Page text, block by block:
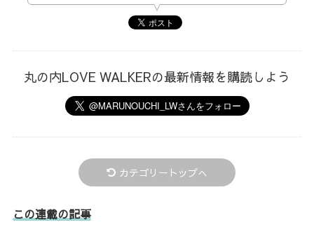
丸の内LOVE WALKERの最新情報を購読しよう
カテゴリートップへ
この連載の記事